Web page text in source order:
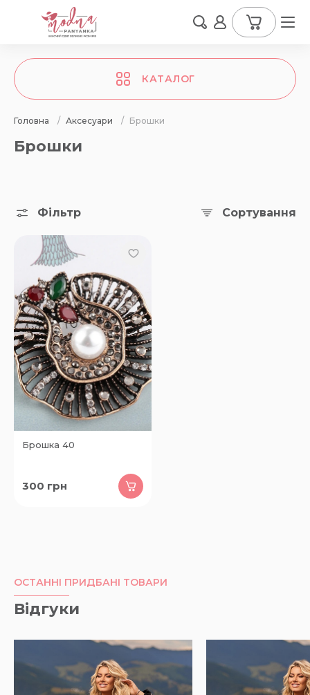
КАТАЛОГ
Головна / Аксесуари / Брошки
Брошки
Фільтр Сортування
Брошка 40
300 грн
ОСТАННІ ПРИДБАНІ ТОВАРИ
Відгуки